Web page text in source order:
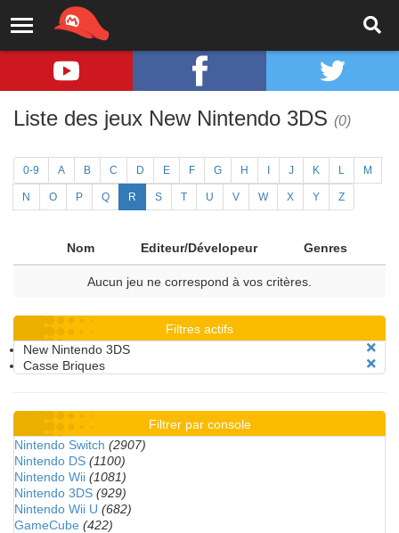
Liste des jeux New Nintendo 3DS (0)
0-9 A B C D E F G H J K L M
N O P Q R S T U V W X Y Z
Nom Editeur/Dévelopeur Genres
Aucun jeu ne correspond à vos critères.
Filtres actifs
New Nintendo 3DS
Casse Briques
Filtrer par console
Nintendo Switch (2907)
Nintendo DS (1100)
Nintendo Wii (1081)
Nintendo 3DS (929)
Nintendo Wii U (682)
GameCube (422)